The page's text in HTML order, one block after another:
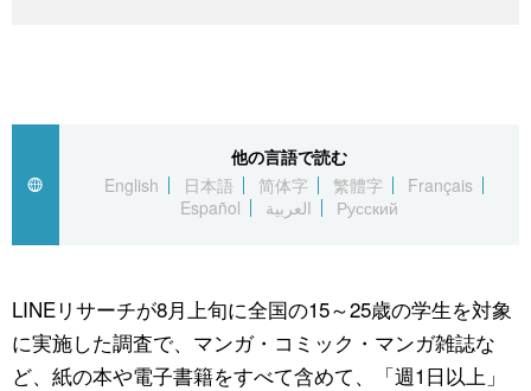
東京
お知らせ
公式SNS
他の言語で読む
English
日本語 简体字 繁體字
Français
Español
العربية Русский
LINEリサーチが8月上旬に全国の15～25歳の学生を対象
に実施した調査で、マンガ・コミック・マンガ雑誌な
ど、紙の本や電子書籍をすべて含めて、「週1日以上」